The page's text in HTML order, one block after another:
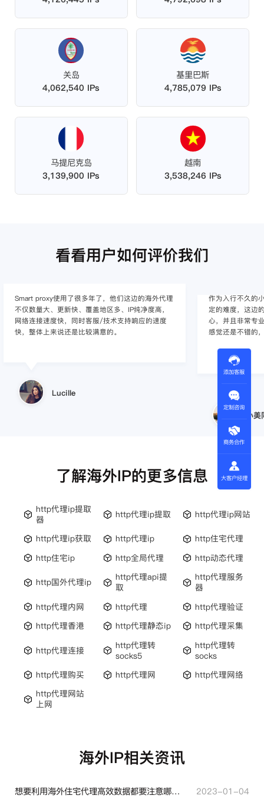
关岛
4,062,540 IPs
基里巴斯
4,785,079 IPs
马提尼克岛
3,139,900 IPs
越南
3,538,246 IPs
看看用户如何评价我们
作为入行不久的小白，上手使用Smart proxy会有一
定的难度，这边的客服人员/技术支持人员非常有耐
心，并且非常专业，很快就上手了，使用体验整体
感觉还是不错的，非常推荐身边的同行使用。
小美同学
作为一家跨境电
上面经营着多个
着强烈的需求，
商，不是断网就
的问题，使用效
王伟
了解海外IP的更多信息
http代理ip提取
器
http代理ip提取 http代理ip网站
http代理ip获取 http代理ip
http住宅代理
http住宅ip
http全局代理 http动态代理
http国外代理ip
http代理api提
取
http代理服务
器
http代理内网
http代理
http代理验证
http代理香港
http代理静态ip http代理采集
http代理连接
http代理转
socks5
http代理转
socks
http代理购买
http代理网
http代理网络
http代理网站
上网
海外IP相关资讯
想要利用海外住宅代理高效数据都要注意哪些地方？
2023-01-04
添加客服
定制咨询
商务合作
大客户经理